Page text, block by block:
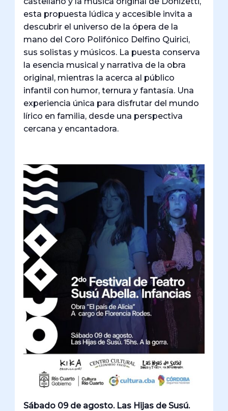
esta propuesta lúdica y accesible invita a
descubrir el universo de la ópera de la
mano del Coro Polifónico Delfino Quirici,
sus solistas y músicos. La puesta conserva
la esencia musical y narrativa de la obra
original, mientras la acerca al público
infantil con humor, ternura y fantasía. Una
experiencia única para disfrutar del mundo
lírico en familia, desde una perspectiva
cercana y encantadora.
Sábado 09 de agosto. Las Hijas de Susú.